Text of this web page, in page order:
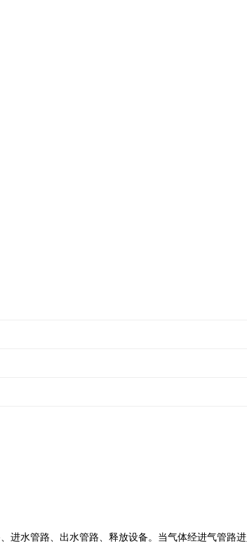
水管路、出水管路、释放设备。当气体经进气管路